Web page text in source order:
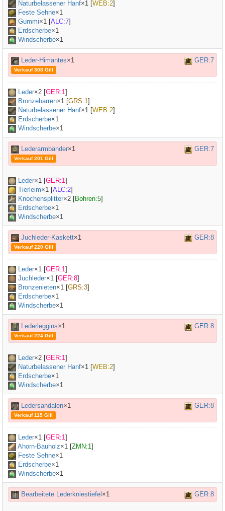
Naturbelassener Hanf×1 [WEB:2]
Feste Sehne×1
Gummi×1 [ALC:7]
Erdscherbe×1
Windscherbe×1
Leder-Himantes×1 GER:7
Verkauf 308 Gill
Leder×2 [GER:1]
Bronzebarren×1 [GRS:1]
Naturbelassener Hanf×1 [WEB:2]
Erdscherbe×1
Windscherbe×1
Lederarmbänder×1 GER:7
Verkauf 201 Gill
Leder×1 [GER:1]
Tierleim×1 [ALC:2]
Knochensplitter×2 [Bohren:5]
Erdscherbe×1
Windscherbe×1
Juchleder-Kaskett×1 GER:8
Verkauf 220 Gill
Leder×1 [GER:1]
Juchleder×1 [GER:8]
Bronzenieten×1 [GRS:3]
Erdscherbe×1
Windscherbe×1
Lederleggins×1 GER:8
Verkauf 224 Gill
Leder×2 [GER:1]
Naturbelassener Hanf×1 [WEB:2]
Erdscherbe×1
Windscherbe×1
Ledersandalen×1 GER:8
Verkauf 115 Gill
Leder×1 [GER:1]
Ahorn-Bauholz×1 [ZMN:1]
Feste Sehne×1
Erdscherbe×1
Windscherbe×1
Bearbeitete Lederkniestiefel ×1 GER:8